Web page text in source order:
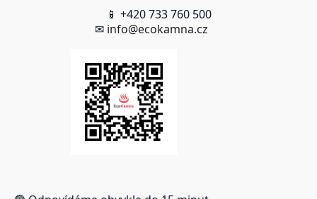
📱 +420 733 760 500
✉ info@ecokamna.cz